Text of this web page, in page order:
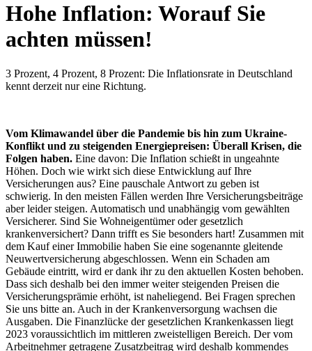
Hohe Inflation: Worauf Sie
achten müssen!
3 Prozent, 4 Prozent, 8 Prozent: Die Inflationsrate in Deutschland
kennt derzeit nur eine Richtung.
Vom Klimawandel über die Pandemie bis hin zum Ukraine-
Konflikt und zu steigenden Energiepreisen: Überall Krisen, die
Folgen haben. Eine davon: Die Inflation schießt in ungeahnte
Höhen. Doch wie wirkt sich diese Entwicklung auf Ihre
Versicherungen aus? Eine pauschale Antwort zu geben ist
schwierig. In den meisten Fällen werden Ihre Versicherungsbeiträge
aber leider steigen. Automatisch und unabhängig vom gewählten
Versicherer. Sind Sie Wohneigentümer oder gesetzlich
krankenversichert? Dann trifft es Sie besonders hart! Zusammen mit
dem Kauf einer Immobilie haben Sie eine sogenannte gleitende
Neuwertversicherung abgeschlossen. Wenn ein Schaden am
Gebäude eintritt, wird er dank ihr zu den aktuellen Kosten behoben.
Dass sich deshalb bei den immer weiter steigenden Preisen die
Versicherungsprämie erhöht, ist naheliegend. Bei Fragen sprechen
Sie uns bitte an. Auch in der Krankenversorgung wachsen die
Ausgaben. Die Finanzlücke der gesetzlichen Krankenkassen liegt
2023 voraussichtlich im mittleren zweistelligen Bereich. Der vom
Arbeitnehmer getragene Zusatzbeitrag wird deshalb kommendes